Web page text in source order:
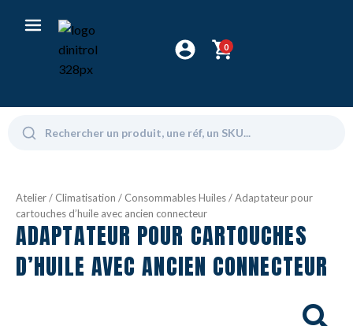
0
Atelier/ Climatisation / Consommables Huiles/ Adaptateur pour
cartouches d’huile avec ancien connecteur
ADAPTATEUR POUR CARTOUCHES
D’HUILE AVEC ANCIEN CONNECTEUR